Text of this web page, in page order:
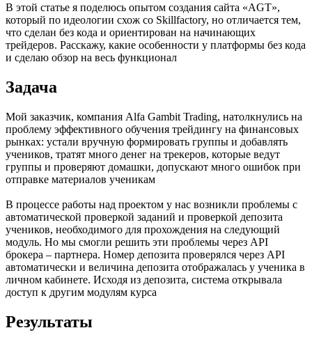
В этой статье я поделюсь опытом создания сайта «AGT»,
который по идеологии схож со Skillfactory, но отличается тем,
что сделан без кода и ориентирован на начинающих
трейдеров. Расскажу, какие особенности у платформы без кода
и сделаю обзор на весь функционал
Задача
Мой заказчик, компания Alfa Gambit Trading, натолкнулись на
проблему эффективного обучения трейдингу на финансовых
рынках: устали вручную формировать группы и добавлять
учеников, тратят много денег на трекеров, которые ведут
группы и проверяют домашки, допускают много ошибок при
отправке материалов ученикам
В процессе работы над проектом у нас возникли проблемы с
автоматической проверкой заданий и проверкой депозита
учеников, необходимого для прохождения на следующий
модуль. Но мы смогли решить эти проблемы через API
брокера – партнера. Номер депозита проверялся через API
автоматически и величина депозита отображалась у ученика в
личном кабинете. Исходя из депозита, система открывала
доступ к другим модулям курса
Результаты